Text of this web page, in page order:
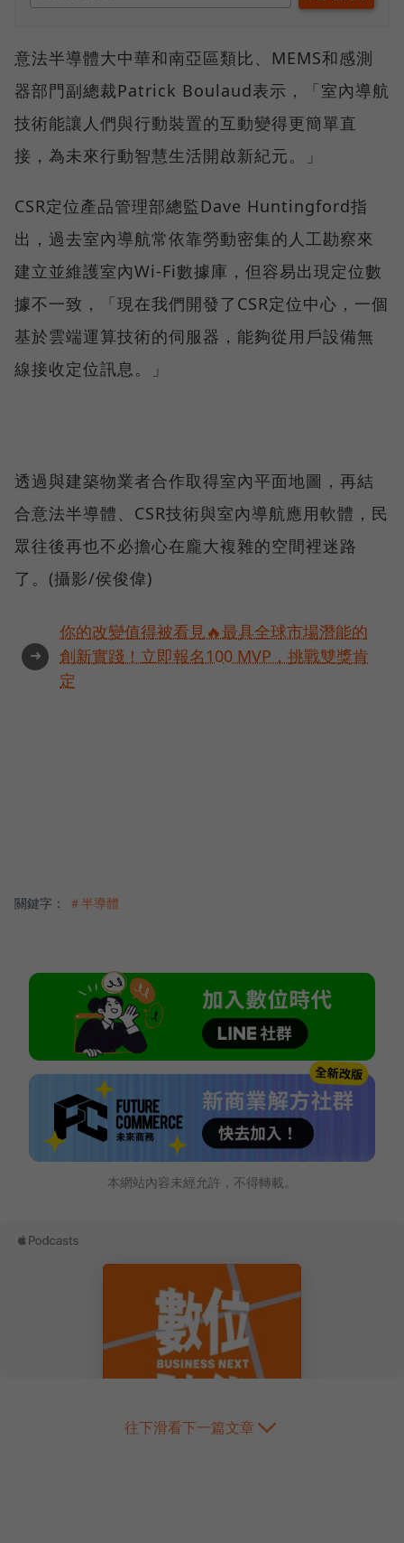
意法半導體大中華和南亞區類比、MEMS和感測
器部門副總裁Patrick Boulaud表示，「室內導航
技術能讓人們與行動裝置的互動變得更簡單直
接，為未來行動智慧生活開啟新紀元。」
CSR定位產品管理部總監Dave Huntingford指
出，過去室內導航常依靠勞動密集的人工勘察來
建立並維護室內Wi-Fi數據庫，但容易出現定位數
據不一致，「現在我們開發了CSR定位中心，一個
基於雲端運算技術的伺服器，能夠從用戶設備無
線接收定位訊息。」
透過與建築物業者合作取得室內平面地圖，再結
合意法半導體、CSR技術與室內導航應用軟體，民
眾往後再也不必擔心在龐大複雜的空間裡迷路
了。(攝影/侯俊偉)
➜
你的改變值得被看見🔥最具全球市場潛能的
創新實踐！立即報名100 MVP，挑戰雙獎肯
定
關鍵字： ＃半導體
本網站內容未經允許，不得轉載。
往下滑看下一篇文章